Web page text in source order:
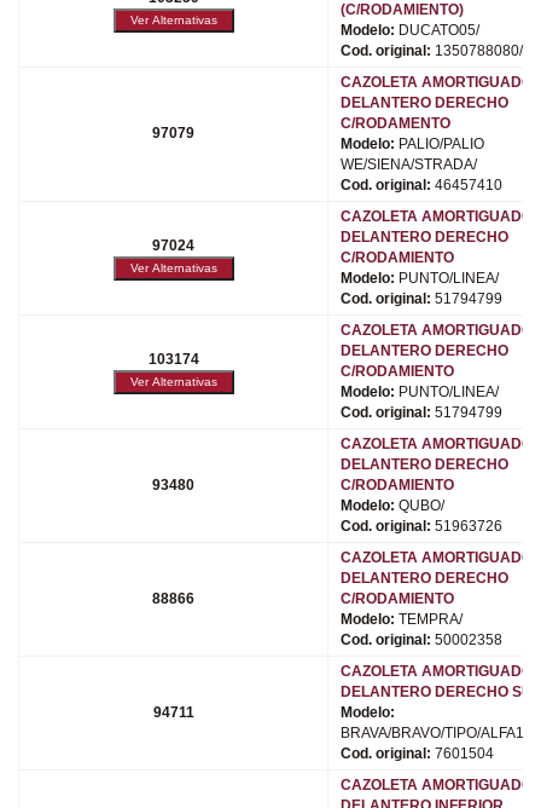
(C/RODAMIENTO)
Modelo: DUCATO05/
Cod. original: 1350788080/
97079
CAZOLETA
DELANTERO DERECHO
C/RODAMENTO
Modelo: PALIO/PALIO
WE/SIENA/STRADA/
Cod. original: 46457410
97024
CAZOLETA
DELANTERO DERECHO
C/RODAMIENTO
Modelo: PUNTO/LINEA/
Cod. original: 51794799
103174
CAZOLETA
DELANTERO DERECHO
C/RODAMIENTO
Modelo: PUNTO/LINEA/
Cod. original: 51794799
93480
CAZOLETA
DELANTERO DERECHO
C/RODAMIENTO
Modelo: QUBO/
Cod. original: 51963726
88866
CAZOLETA
DELANTERO DERECHO
C/RODAMIENTO
Modelo: TEMPRA/
Cod. original: 50002358
94711
CAZOLETA
DELANTERO DERECHO
Modelo:
BRAVA/BRAVO/TIPO/
Cod. original: 7601504
CAZOLETA